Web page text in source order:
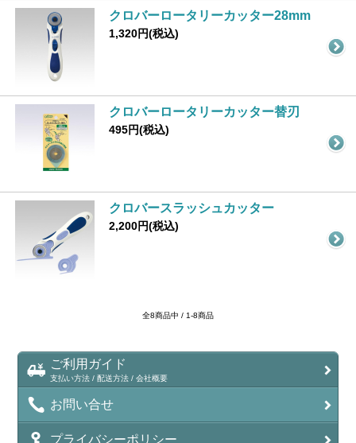
クロバーロータリーカッター28mm
1,320円(税込)
クロバーロータリーカッター替刃
495円(税込)
クロバースラッシュカッター
2,200円(税込)
全8商品中 / 1-8商品
ご利用ガイド
支払い方法 / 配送方法 / 会社概要
お問い合せ
プライバシーポリシー